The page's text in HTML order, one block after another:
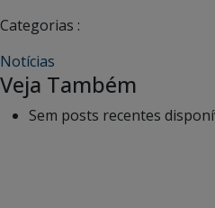
Categorias :
Notícias
Veja Também
Sem posts recentes